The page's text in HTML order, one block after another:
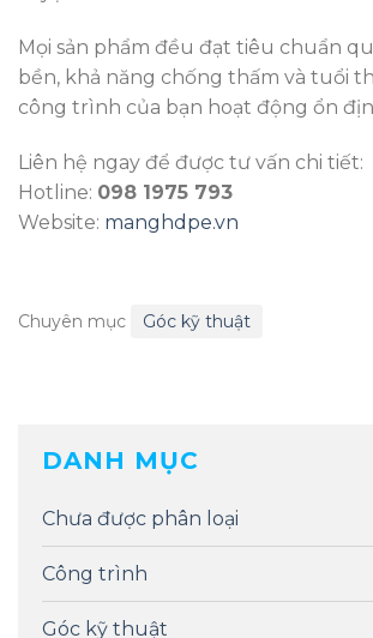
Mọi sản phẩm đều đạt tiêu chuẩn
bền, khả năng chống thấm và tuổi
công trình của bạn hoạt động ổn
Liên hệ ngay để được tư vấn chi tiết:
Hotline: 098 1975 793
Website: manghdpe.vn
Chuyên mục Góc kỹ thuật
DANH MỤC
Chưa được phân loại
Công trình
Góc kỹ thuật